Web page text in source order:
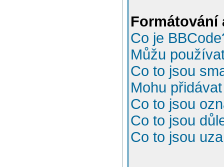
Formátování
Co je
Můžu
Co to jsou
Mohu
Co to jsou
Co to jsou
Co to jsou